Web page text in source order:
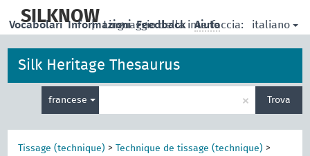
main
SILKNOW
| Linguaggio della interfaccia: italiano
Vocabolari Informazioni Feedback Aiuto
Silk Heritage Thesaurus
francese
per
la
× Trova
Tissage (technique) > Technique de tissage (technique) >